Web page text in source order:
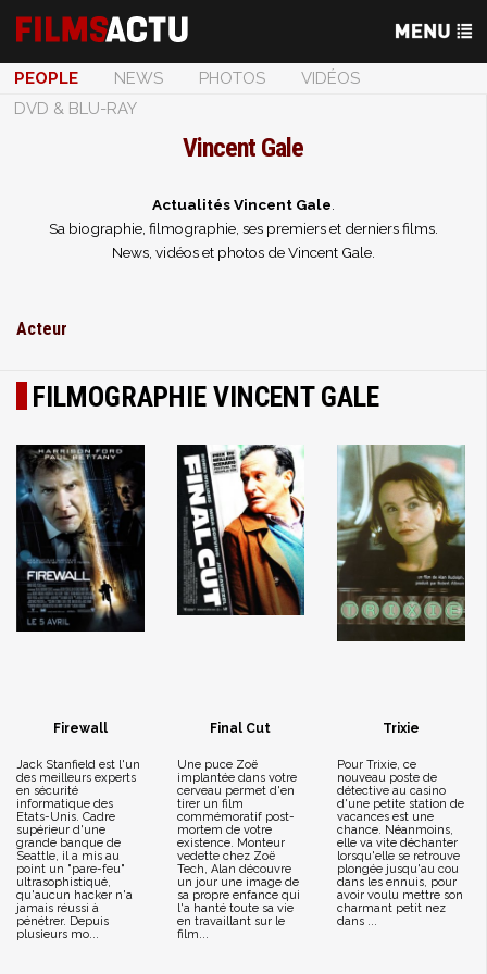
PEOPLE NEWS PHOTOS
VIDÉOS
DVD & BLU-RAY
Vincent Gale
Actualités Vincent Gale
Sa biographie, filmographie, ses premiers et derniers films.
News, vidéos et photos de Vincent Gale.
Acteur
FILMOGRAPHIE VINCENT GALE
Firewall
Jack Stanfield est l'un
des meilleurs experts
en sécurité
informatique des
Etats-Unis. Cadre
supérieur d'une
grande banque de
Seattle, il a mis au
point un "pare-feu"
ultrasophistiqué,
qu'aucun hacker n'a
jamais réussi à
pénétrer. Depuis
plusieurs mo...
Final Cut
Une puce Zoë
implantée dans votre
cerveau permet d'en
tirer un film
commémoratif post-
mortem de votre
existence. Monteur
vedette chez Zoë
Tech, Alan découvre
un jour une image de
sa propre enfance qui
l'a hanté toute sa vie
en travaillant sur le
film...
Trixie
Pour Trixie, ce
nouveau poste de
détective au casino
d'une petite station de
vacances est une
chance. Néanmoins,
elle va vite déchanter
lorsqu'elle se retrouve
plongée jusqu'au cou
dans les ennuis, pour
avoir voulu mettre son
charmant petit nez
dans ...